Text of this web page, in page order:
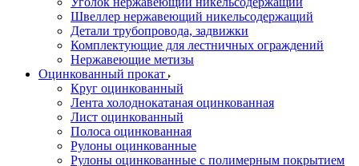
Швеллер нержавеющий никельсодержащий
Детали трубопровода, задвижки
Комплектующие для лестничных ограждений
Нержавеющие метизы
Оцинкованный прокат
Круг оцинкованный
Лента холоднокатаная оцинкованная
Лист оцинкованный
Полоса оцинкованная
Рулоны оцинкованные
Рулоны оцинкованные с полимерным покрытием